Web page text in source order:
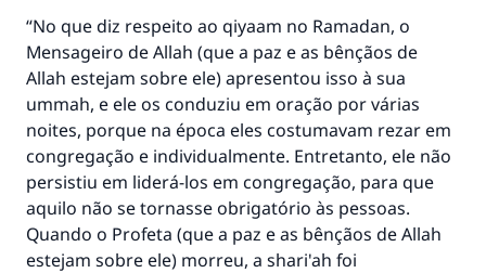
“No que diz respeito ao qiyaam no Ramadan, o
Mensageiro de Allah (que a paz e as bênçãos de
Allah estejam sobre ele) apresentou isso à sua
ummah, e ele os conduziu em oração por várias
noites, porque na época eles costumavam rezar em
congregação e individualmente. Entretanto, ele não
persistiu em liderá-los em congregação, para que
aquilo não se tornasse obrigatório às pessoas.
Quando o Profeta (que a paz e as bênçãos de Allah
estejam sobre ele) morreu, a shari'ah foi